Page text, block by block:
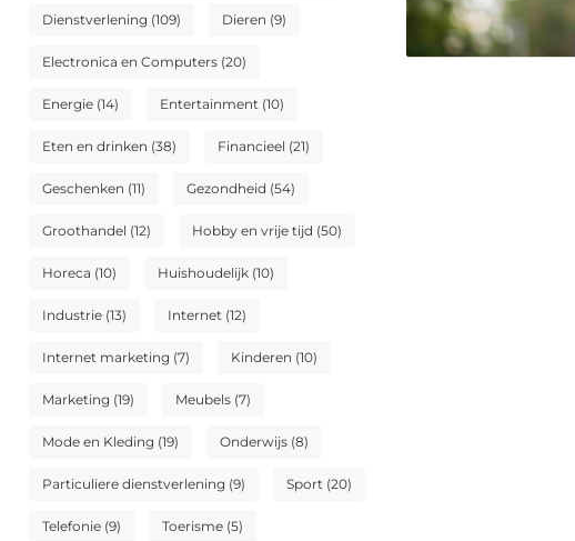
Dienstverlening (109) Dieren (9)
Electronica en Computers (20)
Energie (14) Entertainment (10)
Eten en drinken (38) Financieel (21)
Geschenken (11) Gezondheid (54)
Groothandel (12) Hobby en vrije tijd (50)
Horeca (10) Huishoudelijk (10)
Industrie (13) Internet (12)
Internet marketing (7) Kinderen (10)
Marketing (19) Meubels (7)
Mode en Kleding (19) Onderwijs (8)
Particuliere dienstverlening (9) Sport (20)
Telefonie (9) Toerisme (5)